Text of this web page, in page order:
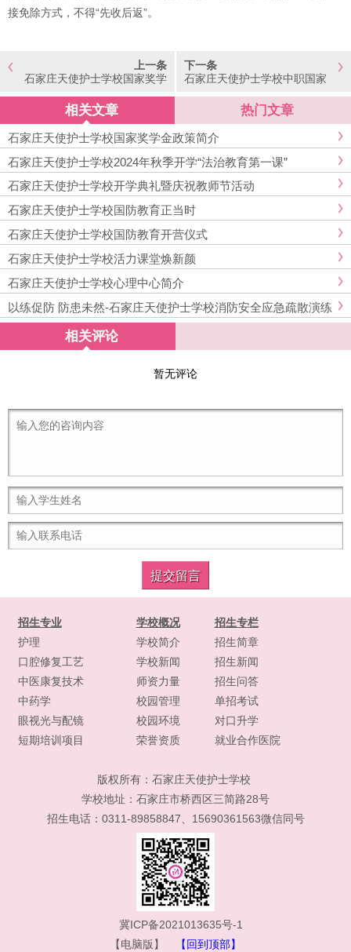
接免除方式，不得“先收后返”。
上一条
石家庄天使护士学校国家奖学
下一条
石家庄天使护士学校中职国家
相关文章 热门文章
石家庄天使护士学校国家奖学金政策简介
石家庄天使护士学校2024年秋季开学“法治教育第一课”
石家庄天使护士学校开学典礼暨庆祝教师节活动
石家庄天使护士学校国防教育正当时
石家庄天使护士学校国防教育开营仪式
石家庄天使护士学校活力课堂焕新颜
石家庄天使护士学校心理中心简介
以练促防 防患未然-石家庄天使护士学校消防安全应急疏散演练
活动
相关评论
暂无评论
招生专业
护理
口腔修复工艺
中医康复技术
中药学
眼视光与配镜
短期培训项目
学校概况
学校简介
学校新闻
师资力量
校园管理
校园环境
荣誉资质
招生专栏
招生简章
招生新闻
招生问答
单招考试
对口升学
就业合作医院
版权所有： 石家庄天使护士学校
学校地址：石家庄市桥西区三简路28号
招生电话：0311-89858847、15690361563微信同号
冀ICP备2021013635号-1
【电脑版】
【回到顶部】